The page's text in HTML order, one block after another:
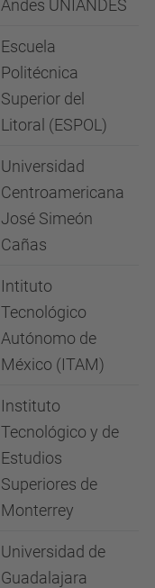
Andes UNIANDES
Escuela
Politécnica
Superior del
Litoral (ESPOL)
Universidad
Centroamericana
José Simeón
Cañas
Intituto
Tecnológico
Autónomo de
México (ITAM)
Instituto
Tecnológico y de
Estudios
Superiores de
Monterrey
Universidad de
Guadalajara